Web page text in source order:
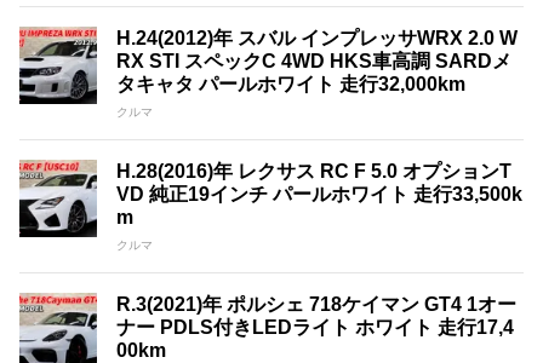
H.24(2012)年 スバル インプレッサWRX 2.0 W
RX STI スペックC 4WD HKS車高調 SARDメ
タキャタ パールホワイト 走行32,000km
クルマ
H.28(2016)年 レクサス RC F 5.0 オプションT
VD 純正19インチ パールホワイト 走行33,500k
m
クルマ
R.3(2021)年 ポルシェ 718ケイマン GT4 1オー
ナー PDLS付きLEDライト ホワイト 走行17,4
00km